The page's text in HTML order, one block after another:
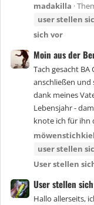
madakilla
userstellen
sich vor
Moin aus der
Tach gesacht
anschließen und
dank meines
Lebensjahr -
knote ich für ihn
userstellen
User stellen
User stellen
Hallo allerseits,